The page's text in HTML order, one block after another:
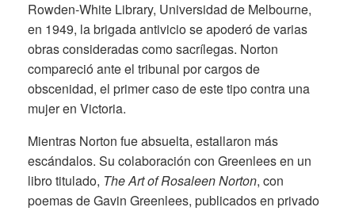
Rowden-White Library, Universidad de Melbourne,
en 1949, la brigada antivicio se apoderó de varias
obras consideradas como sacrílegas. Norton
compareció ante el tribunal por cargos de
obscenidad, el primer caso de este tipo contra una
mujer en Victoria.
Mientras Norton fue absuelta, estallaron más
escándalos. Su colaboración con Greenlees en un
libro titulado, The Art of Rosaleen Norton, con
poemas de Gavin Greenlees, publicados en privado